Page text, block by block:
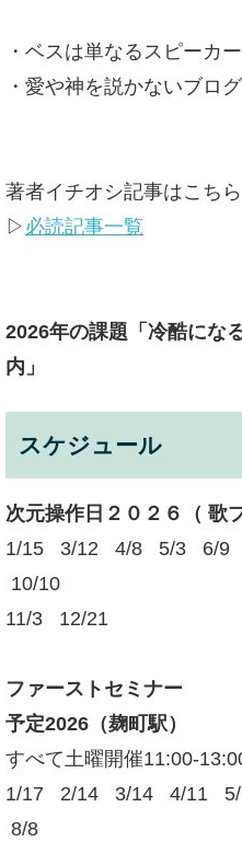
・ベスは単なるスピーカー
・愛や神を説かないブログ
著者イチオシ記事はこちら
▷ 必読記事一覧
2026年の課題 「冷酷にな
内」
スケジュール
次元操作日２０２６（ 歌
1/15 3/12 4/8 5/3 6/9
10/10
11/3 12/21
ファーストセミナー
予定2026 （麹町駅）
すべて土曜開催11:00-
1/17 2/14 3/14 4/11
8/8